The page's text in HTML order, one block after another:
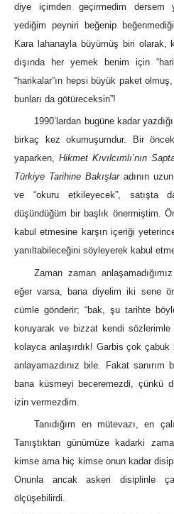
diye içimden geçirmedim dersem
yediğim peyniri beğenip
Kara lahanayla büyümüş biri
dışında her yemek benim için
“harikalar”ın hepsi büyük paket
bunları da götüreceksin”!
1990’lardan bugüne kadar
birkaç kez okumuşumdur. Bir
yaparken, Hikmet Kıvılcımlı’nın
Türkiye Tarihine Bakışlaradının
ve “okuru etkileyecek”, satışta
düşündüğüm bir başlık önermiştim.
kabul etmesine karşın içeriği
yanıltabileceğini söyleyerek kabul
Zaman zaman
eğer varsa, bana diyelim iki sene
cümle gönderir; “bak, şu tarihte
koruyarak ve bizzat kendi sözlerimle
kolayca anlaşırdık! Garbis çok
anlayamazdınız bile. Fakat
bana küsmeyi beceremezdi, çünkü
izin vermezdim.
Tanıdığım en mütevazı, en
Tanıştıktan günümüze kadarki
kimse ama hiç kimse onun kadar
Onunla ancak askeri disiplinle
ölçüşebilirdi.